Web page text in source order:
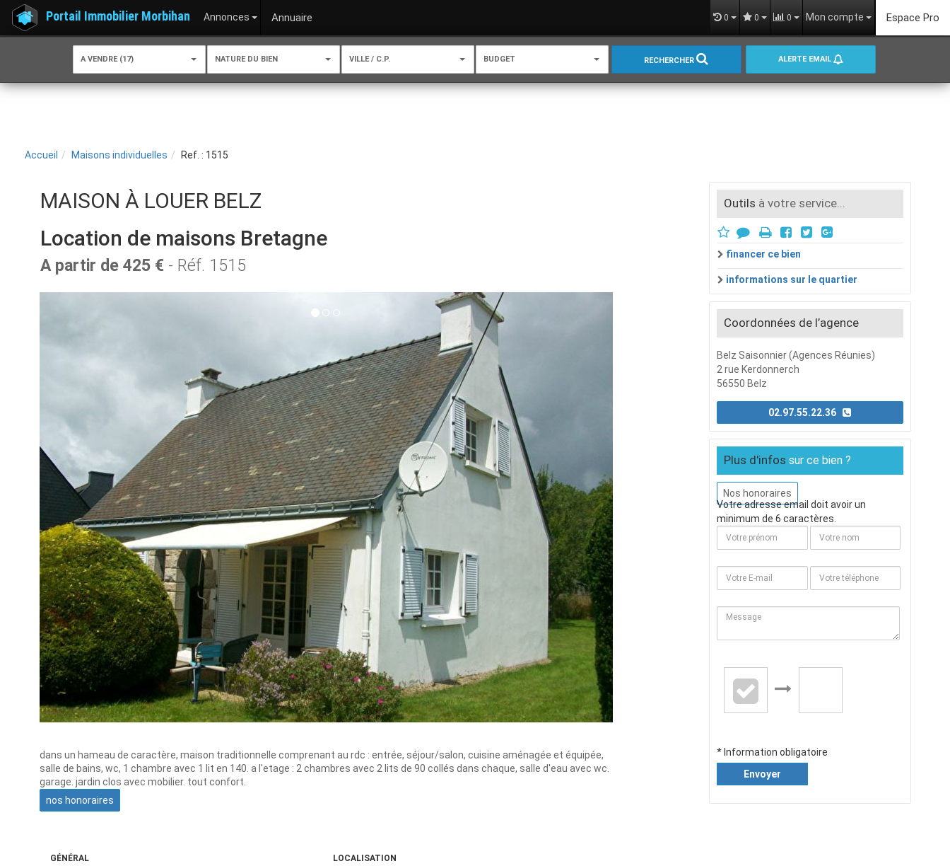
Portail Immobilier Morbihan Annonces Annuaire 0 0 0 Mon compte Espace Pro
A VENDRE (17) NATURE DU BIEN VILLE / C.P. BUDGET RECHERCHER ALERTE EMAIL
Accueil Maisons individuelles Ref. : 1515
MAISON À LOUER BELZ
Location de maisons Bretagne
A partir de 425 € - Réf. 1515
dans un hameau de caractère, maison traditionnelle comprenant au rdc : entrée, séjour/salon, cuisine aménagée et équipée,
salle de bains, wc, 1 chambre avec 1 lit en 140. a l'etage : 2 chambres avec 2 lits de 90 collés dans chaque, salle d'eau avec wc.
garage. jardin clos avec mobilier. tout confort.
nos honoraires
GÉNÉRAL LOCALISATION
Outils à votre service...
financer ce bien
informations sur le quartier
Coordonnées de l’agence
Belz Saisonnier (Agences Réunies)
2 rue Kerdonnerch
56550 Belz
02.97.55.22.36
Plus d'infos sur ce bien ?
Nos honoraires
Votre adresse email doit avoir un
minimum de 6 caractères.
* Information obligatoire
Envoyer